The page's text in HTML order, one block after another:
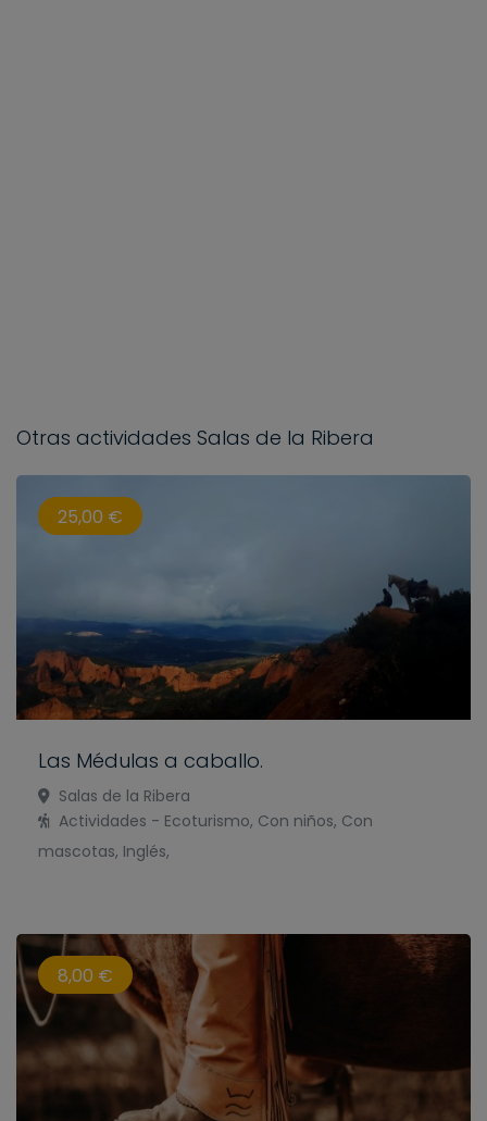
Otras actividades Salas de la Ribera
25,00 €
Las Médulas a caballo.
Salas de la Ribera
Actividades - Ecoturismo, Con niños, Con
mascotas, Inglés,
8,00 €